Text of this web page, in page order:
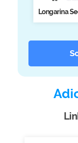
Longarina